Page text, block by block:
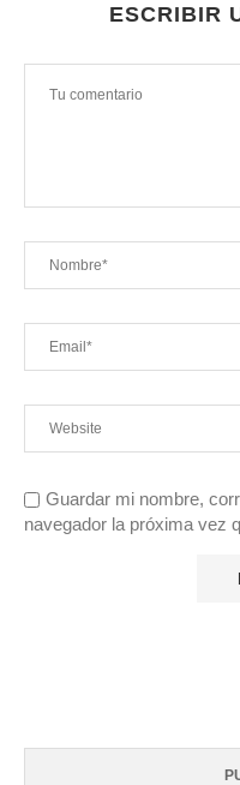
ESCRIBIR
Guardar mi nombre,
navegador la próxima vez